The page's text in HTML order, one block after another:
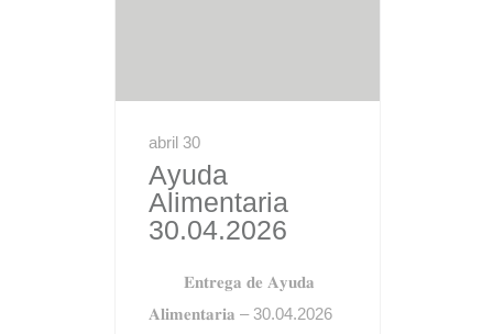
abril 30
Ayuda
Alimentaria
30.04.2026
𝐄𝐧𝐭𝐫𝐞𝐠𝐚 𝐝𝐞 𝐀𝐲𝐮𝐝𝐚
𝐀𝐥𝐢𝐦𝐞𝐧𝐭𝐚𝐫𝐢𝐚 – 30.04.2026